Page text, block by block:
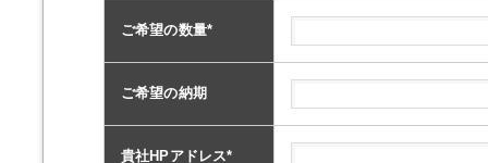
ご希望の数量*
ご希望の納期
貴社HPアドレス*